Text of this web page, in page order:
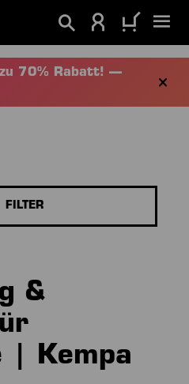
zu 70% Rabatt! —
FILTER
&
| Kempa